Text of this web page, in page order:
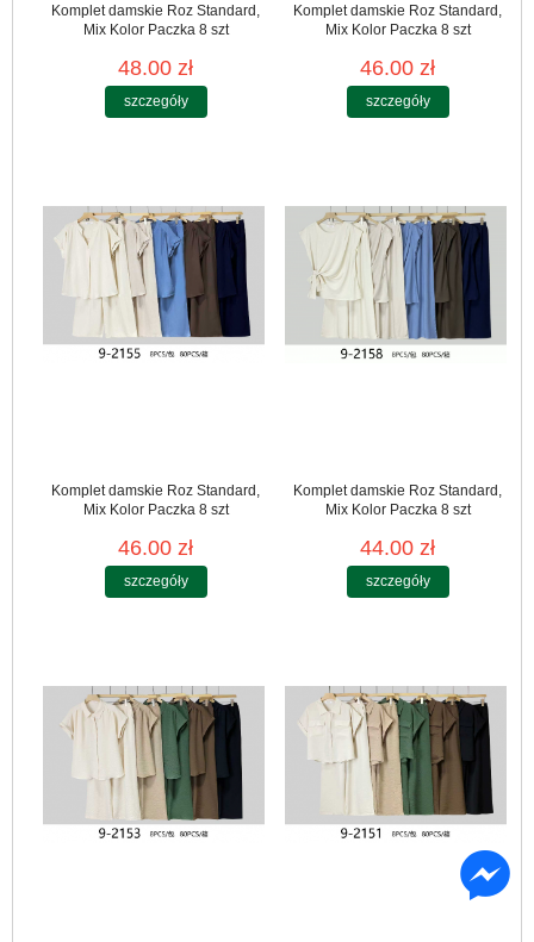
Komplet damskie Roz Standard,
Mix Kolor Paczka 8 szt
48.00 zł
szczegóły
Komplet damskie Roz Standard,
Mix Kolor Paczka 8 szt
46.00 zł
szczegóły
Komplet damskie Roz Standard,
Mix Kolor Paczka 8 szt
46.00 zł
szczegóły
Komplet damskie Roz Standard,
Mix Kolor Paczka 8 szt
44.00 zł
szczegóły